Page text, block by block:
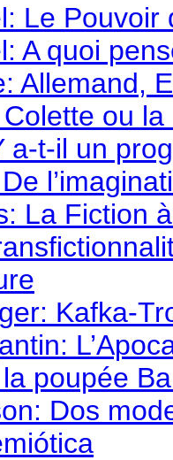
Le Pouvoir
A quoi
Allemand,
ou
a-t-il un
La Fiction
Kafka-
poupée
Dos